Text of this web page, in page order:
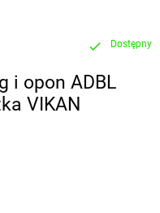
check Dostępny
i opon ADBL
VIKAN